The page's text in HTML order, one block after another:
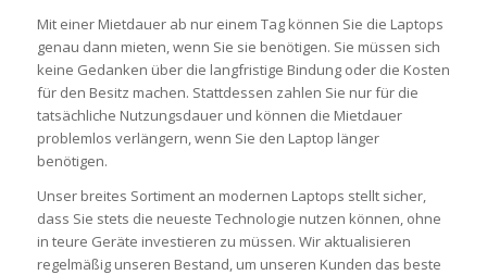
Mit einer Mietdauer ab nur einem Tag können Sie die Laptops
genau dann mieten, wenn Sie sie benötigen. Sie müssen sich
keine Gedanken über die langfristige Bindung oder die Kosten
für den Besitz machen. Stattdessen zahlen Sie nur für die
tatsächliche Nutzungsdauer und können die Mietdauer
problemlos verlängern, wenn Sie den Laptop länger
benötigen.
Unser breites Sortiment an modernen Laptops stellt sicher,
dass Sie stets die neueste Technologie nutzen können, ohne
in teure Geräte investieren zu müssen. Wir aktualisieren
regelmäßig unseren Bestand, um unseren Kunden das beste